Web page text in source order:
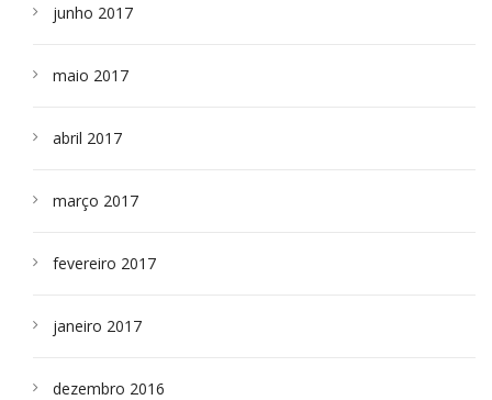
junho 2017
maio 2017
abril 2017
março 2017
fevereiro 2017
janeiro 2017
dezembro 2016